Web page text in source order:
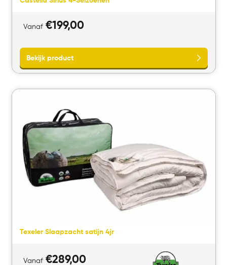
Vanaf €199,00
Texeler Slaapzacht satijn 4jr
Vanaf €289,00